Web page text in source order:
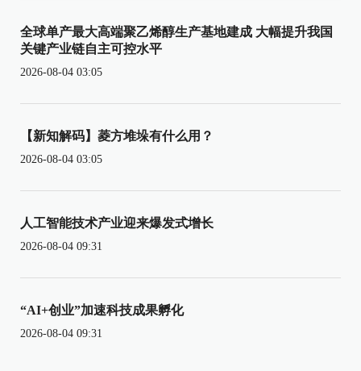
全球单产最大高端聚乙烯醇生产基地建成 大幅提升我国
关键产业链自主可控水平
2026-08-04 03:05
【新知解码】菱方堆垛有什么用？
2026-08-04 03:05
人工智能技术产业迎来爆发式增长
2026-08-04 09:31
“AI+创业”加速科技成果孵化
2026-08-04 09:31